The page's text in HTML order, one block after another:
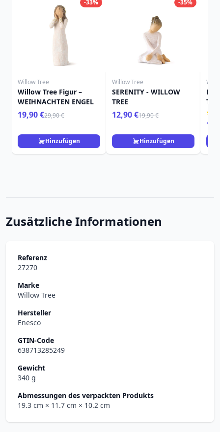
-33%
Willow Tree
Willow Tree Figur –
WEIHNACHTEN ENGEL
19,90 €29,90 €
Hinzufügen
-35%
Willow Tree
SERENITY - WILLOW
TREE
12,90 €19,90 €
Hinzufügen
Zusätzliche Informationen
Referenz
27270
Marke
Willow Tree
Hersteller
Enesco
GTIN-Code
638713285249
Gewicht
340 g
Abmessungen des verpackten Produkts
19.3 cm × 11.7 cm × 10.2 cm